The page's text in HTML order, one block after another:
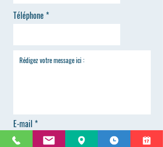
Téléphone
E-mail